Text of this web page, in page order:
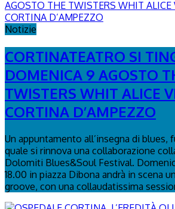
Notizie
CORTINATEATRO SI
DOMENICA 9 AGOSTO
TWISTERS WHIT ALICE
CORTINA D’AMPEZZO
Un appuntamento all’insegna di blues,
quale si rinnova una collaborazione
Dolomiti Blues&Soul Festival.
18.00 in piazza Dibona andrà in scena
groove, con una collaudatissima